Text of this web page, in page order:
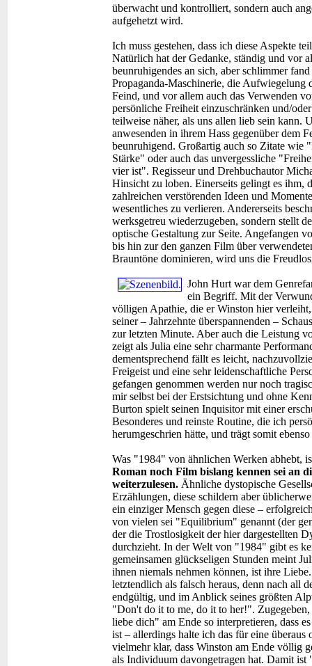
überwacht und kontrolliert, sondern auch
aufgehetzt wird.
Ich muss gestehen, dass ich diese Aspekte
Natürlich hat der Gedanke, ständig und vor
beunruhigendes an sich, aber schlimmer
Propaganda-Maschinerie, die Aufwiegelung
Feind, und vor allem auch das Verwenden
persönliche Freiheit einzuschränken und/
teilweise näher, als uns allen lieb sein kann.
anwesenden in ihrem Hass gegenüber dem
beunruhigend. Großartig auch so Zitate wie
Stärke" oder auch das unvergessliche
vier ist". Regisseur und Drehbuchautor
Hinsicht zu loben. Einerseits gelingt es ihm,
zahlreichen verstörenden Ideen und
wesentliches zu verlieren. Andererseits
werksgetreu wiederzugeben, sondern stellt
optische Gestaltung zur Seite. Angefangen
bis hin zur den ganzen Film über
Brauntöne dominieren, wird uns die
John Hurt war dem
ein Begriff. Mit der
völligen Apathie, die er Winston hier
seiner – Jahrzehnte überspannenden –
zur letzten Minute. Aber auch die Leistung
zeigt als Julia eine sehr charmante
dementsprechend fällt es leicht,
Freigeist und eine sehr leidenschaftliche
gefangen genommen werden nur noch
mir selbst bei der Erstsichtung und ohne
Burton spielt seinen Inquisitor mit einer
Besonderes und reinste Routine, die ich
herumgeschrien hätte, und trägt somit
Was "1984" von ähnlichen Werken abhebt,
Roman noch Film bislang kennen sei an
weiterzulesen. Ähnliche dystopische
Erzählungen, diese schildern aber
ein einziger Mensch gegen diese –
von vielen sei "Equilibrium" genannt (der
der die Trostlosigkeit der hier dargestellten
durchzieht. In der Welt von "1984" gibt es
gemeinsamen glückseligen Stunden meint
ihnen niemals nehmen können, ist ihre
letztendlich als falsch heraus, denn nach all
endgültig, und im Anblick seines größten
"Don't do it to me, do it to her!".
liebe dich" am Ende so interpretieren, dass
ist – allerdings halte ich das für eine
vielmehr klar, dass Winston am Ende völlig
als Individuum davongetragen hat. Damit